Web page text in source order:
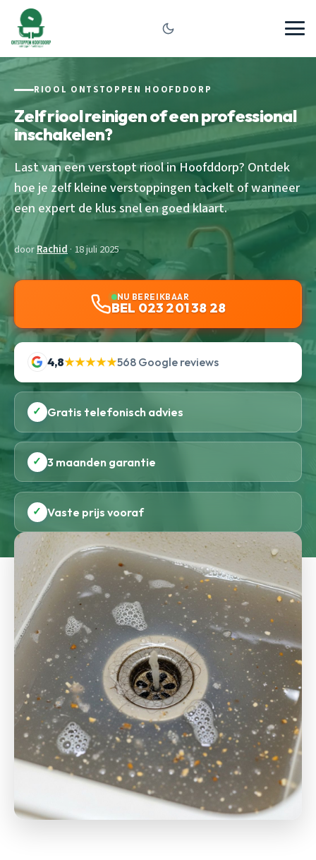
RIOOL ONTSTOPPEN HOOFDDORP
Zelf riool reinigen of een professional
inschakelen?
Last van een verstopt riool in Hoofddorp? Ontdek
hoe je zelf kleine verstoppingen tackelt of wanneer
een expert de klus snel en goed klaart.
doorRachid · 18 juli 2025
NU BEREIKBAAR
BEL 023 201 38 28
4,8★★★★★568 Google reviews
✓ Gratis telefonisch advies
✓ 3 maanden garantie
✓ Vaste prijs vooraf